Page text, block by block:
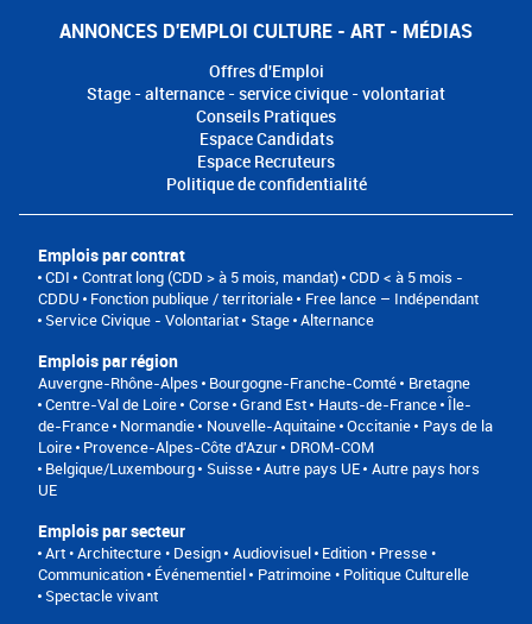
ANNONCES D'EMPLOI CULTURE - ART - MÉDIAS
Offres d'Emploi
Stage - alternance - service civique - volontariat
Conseils Pratiques
Espace Candidats
Espace Recruteurs
Politique de confidentialité
Emplois par contrat
CDI Contrat long (CDD > à 5 mois, mandat) CDD < à 5 mois -
CDDU
Fonction publique / territoriale
Free lance – Indépendant
Service Civique - Volontariat
Stage Alternance
Emplois par région
Auvergne-Rhône-Alpes Bourgogne-Franche-Comté
Bretagne
Centre-Val de Loire Corse Grand Est Hauts-de-France Île-
de-France Normandie Nouvelle-Aquitaine Occitanie
Pays de la
Loire Provence-Alpes-Côte d'Azur
DROM-COM
Belgique/Luxembourg
Suisse Autre pays UE Autre pays hors
UE
Emplois par secteur
Art • Architecture • Design Audiovisuel Edition • Presse •
Communication Événementiel
Patrimoine • Politique Culturelle
Spectacle vivant